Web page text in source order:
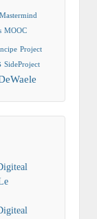
Mastermind
MOOC
Project
SideProject